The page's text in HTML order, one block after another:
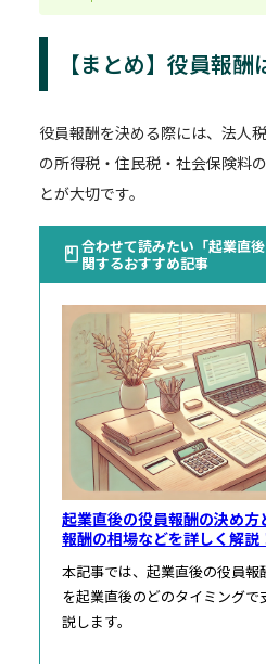
【まとめ】役員報
役員報酬を決める際には、法人
の所得税・住民税・社会保険料
とが大切です。
合わせて読みたい「起業直
関するおすすめ記事
起業直後の役員報酬の決め方
報酬の相場などを詳しく解説
本記事では、起業直後の役員報
を起業直後のどのタイミング
説します。